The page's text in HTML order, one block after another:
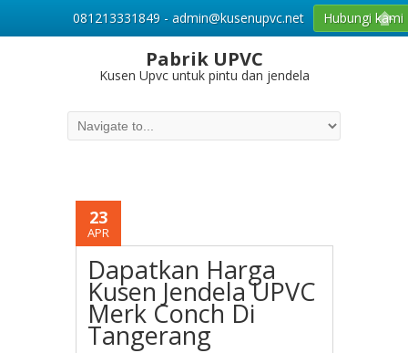
Pabrik UPVC
Kusen Upvc untuk pintu dan jendela
23
APR
Dapatkan Harga
Kusen Jendela UPVC
Merk Conch Di
Tangerang
081213331849 - admin@kusenupvc.net Hubungi kami